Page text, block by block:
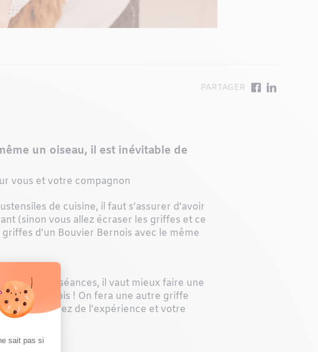
un oiseau, il est inévitable de
vous et votre compagnon
de cuisine, il faut s’assurer d’avoir
(sinon vous allez écraser les griffes et ce
d’un Bouvier Bernois avec le même
pas les séances, il vaut mieux faire une
griffe à la fois ! On fera une autre griffe
prendrez de l’expérience et votre